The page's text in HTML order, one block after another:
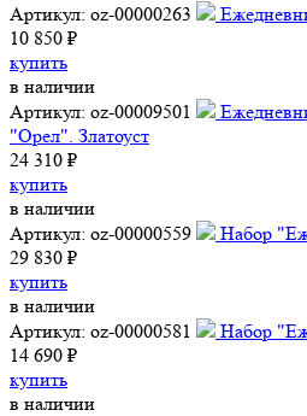
Артикул: oz-00000263
10 850 ₽
купить
в наличии
Артикул: oz-00009501
"Орел". Златоуст
24 310 ₽
купить
в наличии
Артикул: oz-00000559
Набор
29 830 ₽
купить
в наличии
Артикул: oz-00000581
Набор
14 690 ₽
купить
в наличии